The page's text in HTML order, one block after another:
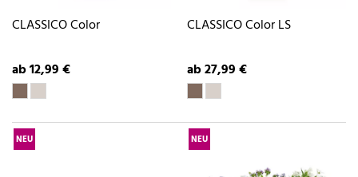
CLASSICO Color
ab 12,99 €
CLASSICO Color LS
ab 27,99 €
NEU NEU